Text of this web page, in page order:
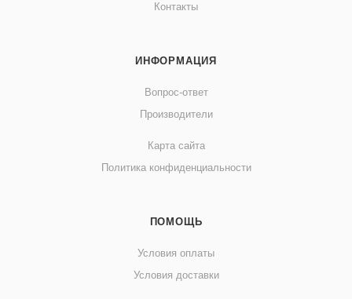
Контакты
ИНФОРМАЦИЯ
Вопрос-ответ
Производители
Карта сайта
Политика конфиденциальности
ПОМОЩЬ
Условия оплаты
Условия доставки